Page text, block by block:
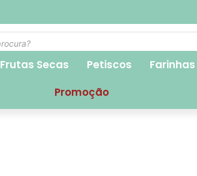
Frutas Secas Petiscos Farinhas
Promoção